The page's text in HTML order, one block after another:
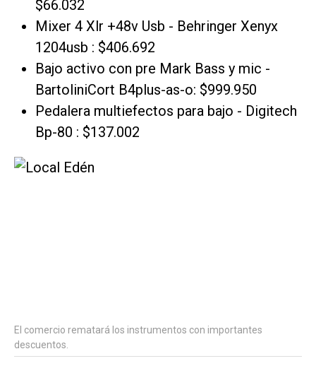
$66.032
Mixer 4 Xlr +48v Usb - Behringer Xenyx
1204usb : $406.692
Bajo activo con pre Mark Bass y mic -
BartoliniCort B4plus-as-o: $999.950
Pedalera multiefectos para bajo - Digitech
Bp-80 : $137.002
El comercio rematará los instrumentos con importantes
descuentos.